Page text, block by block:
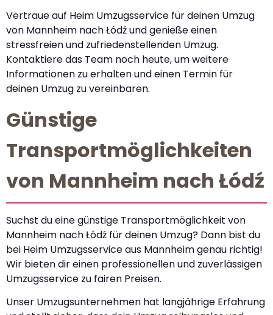
Vertraue auf Heim Umzugsservice für deinen Umzug
von Mannheim nach Łódź und genieße einen
stressfreien und zufriedenstellenden Umzug.
Kontaktiere das Team noch heute, um weitere
Informationen zu erhalten und einen Termin für
deinen Umzug zu vereinbaren.
Günstige
Transportmöglichkeiten
von Mannheim nach Łódź
Suchst du eine günstige Transportmöglichkeit von
Mannheim nach Łódź für deinen Umzug? Dann bist du
bei Heim Umzugsservice aus Mannheim genau richtig!
Wir bieten dir einen professionellen und zuverlässigen
Umzugsservice zu fairen Preisen.
Unser Umzugsunternehmen hat langjährige Erfahrung